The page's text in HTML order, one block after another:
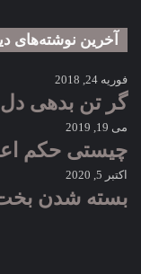
آخرین نوشته‌های
فوریه 24, 2018
گر تن بدهی
می 19, 2019
چیستی حکم
اکتبر 5, 2020
بسته شدن